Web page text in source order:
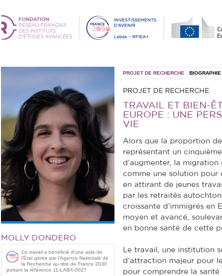
MOLLY DONDERO
Ce travail a bénéficié d'une aide de
l’État gérée par l'Agence Nationale de
la Recherche au titre de France 2030
portant la référence 11-LABX-0027
PROJET DE RECHERCHE BIOGRAPHIE
PROJET DE RECHERCHE
TRAVAIL ET BIEN-
EUROPE : UNE
VIE
Alors que la proportion
représentant un
d’augmenter, la
comme une solution pour
en attirant de jeunes
par les retraités
croissante d’immigrés en
moyen et avancé,
en bonne santé de cette
Le travail, une institution
d’attraction majeur pour
pour comprendre la